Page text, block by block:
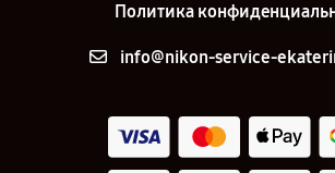
Политика
info@nikon-service-